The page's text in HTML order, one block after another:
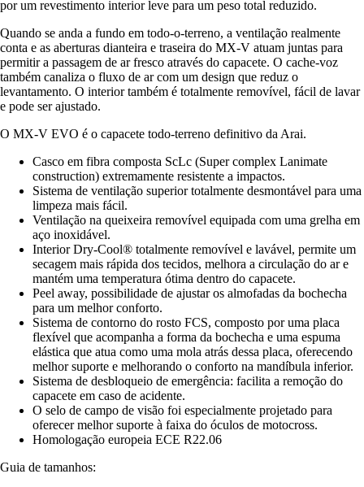
por um revestimento interior leve para um peso total reduzido.
Quando se anda a fundo em todo-o-terreno, a ventilação realmente
conta e as aberturas dianteira e traseira do MX-V atuam juntas para
permitir a passagem de ar fresco através do capacete. O cache-voz
também canaliza o fluxo de ar com um design que reduz o
levantamento. O interior também é totalmente removível, fácil de lavar
e pode ser ajustado.
O MX-V EVO é o capacete todo-terreno definitivo da Arai.
Casco em fibra composta ScLc (Super complex Lanimate
construction) extremamente resistente a impactos.
Sistema de ventilação superior totalmente desmontável para uma
limpeza mais fácil.
Ventilação na queixeira removível equipada com uma grelha em
aço inoxidável.
Interior Dry-Cool® totalmente removível e lavável, permite um
secagem mais rápida dos tecidos, melhora a circulação do ar e
mantém uma temperatura ótima dentro do capacete.
Peel away, possibilidade de ajustar os almofadas da bochecha
para um melhor conforto.
Sistema de contorno do rosto FCS, composto por uma placa
flexível que acompanha a forma da bochecha e uma espuma
elástica que atua como uma mola atrás dessa placa, oferecendo
melhor suporte e melhorando o conforto na mandíbula inferior.
Sistema de desbloqueio de emergência: facilita a remoção do
capacete em caso de acidente.
O selo de campo de visão foi especialmente projetado para
oferecer melhor suporte à faixa do óculos de motocross.
Homologação europeia ECE R22.06
Guia de tamanhos: